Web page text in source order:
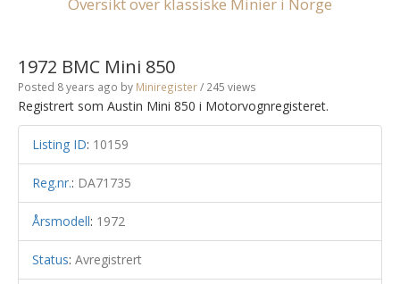
1972 BMC Mini 850
Posted 8 years ago by Miniregister/ 245 views
Registrert som Austin Mini 850 i Motorvognregisteret.
Listing ID: 10159
Reg.nr.: DA71735
Årsmodell: 1972
Status: Avregistrert